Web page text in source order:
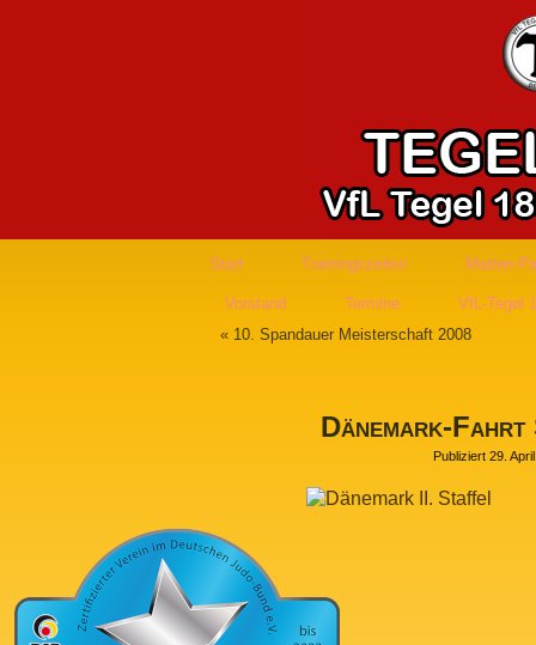
Start Trainingszeiten Matten-
Vorstand Termine
VfL-Tegel
« 10. Spandauer Meisterschaft 2008
Dänemark-
Publiziert 29.